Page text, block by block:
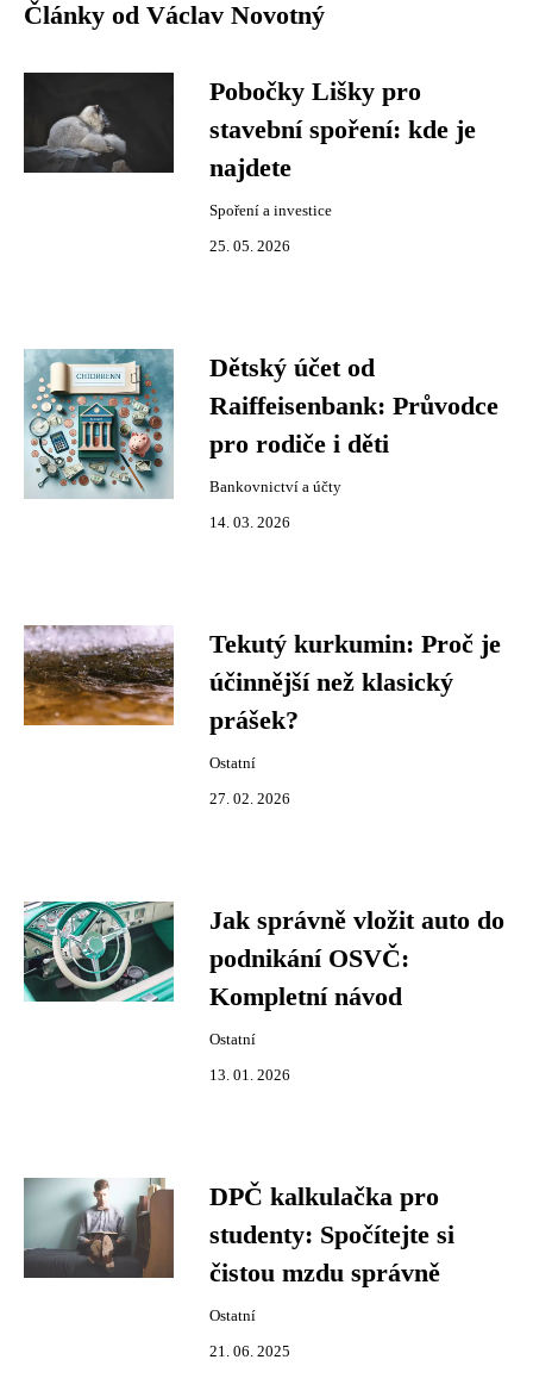
Články od Václav Novotný
Pobočky Lišky pro
stavební spoření: kde je
najdete
Spoření a investice
25. 05. 2026
Dětský účet od
Raiffeisenbank: Průvodce
pro rodiče i děti
Bankovnictví a účty
14. 03. 2026
Tekutý kurkumin: Proč je
účinnější než klasický
prášek?
Ostatní
27. 02. 2026
Jak správně vložit auto do
podnikání OSVČ:
Kompletní návod
Ostatní
13. 01. 2026
DPČ kalkulačka pro
studenty: Spočítejte si
čistou mzdu správně
Ostatní
21. 06. 2025